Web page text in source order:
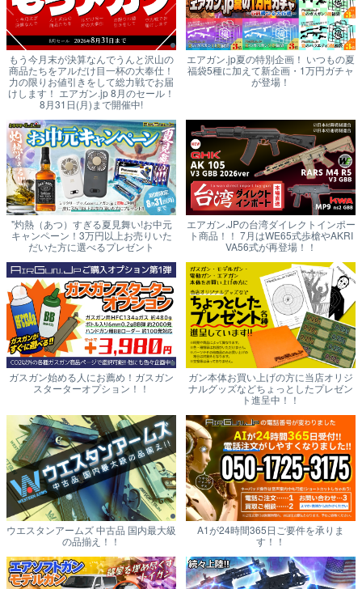
もう今月末が決算なんでうんと沢山の
商品たちをアルだけ目一杯の大奉仕！
力の限りお値引きをして総力戦でお届
けします！ エアガン.jp 8月のセール！
8月31日(月)まで開催中!
エアガン.jp夏の特別企画！ いつもの夏
福袋5種に加えて新企画・1万円ガチャ
が登場！
"灼熱（あつ）すぎる夏見舞い!お中元
キャンペーン！3万円以上お売りいた
だいた方に選べるプレゼント
エアガン.JPの台湾ダイレクトインポー
ト商品！！ 7月はWE65式歩槍やAKRI
VA56式が再登場！！
ガスガン始める人にお薦め！ガスガン
スターターオプション！！
ガン本体お買い上げの方に当店オリジ
ナルグッズなどちょっとしたプレゼン
ト進呈中！！
ウエスタンアームズ 中古品 国内最大級
の品揃え！！
A1が24時間365日ご要件を承りま
す！！